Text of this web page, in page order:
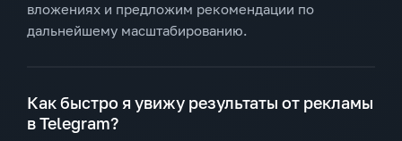
вложениях и предложим рекомендации по
дальнейшему масштабированию.
Как быстро я увижу результаты от рекламы
в Telegram?